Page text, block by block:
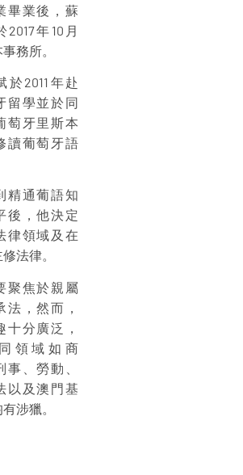
畢業後，蘇
2017年10月
務所。
於2011年赴
留學並於同
萄牙里斯本
讀葡萄牙語
精通葡語知
後，他決定
律領域及在
法律。
聚焦於親屬
法，然而，
十分廣泛，
領域如商
事、勞動、
以及澳門基
涉獵。